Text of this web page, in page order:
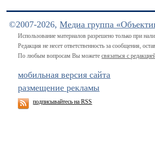
©2007-2026,Медиа группа
Использование материалов разрешено только при
Редакция не несет ответственность за сообщения,
По любым вопросам Вы можетесвязаться с
мобильная версия сайта
размещение рекламы
подписывайтесь на RSS